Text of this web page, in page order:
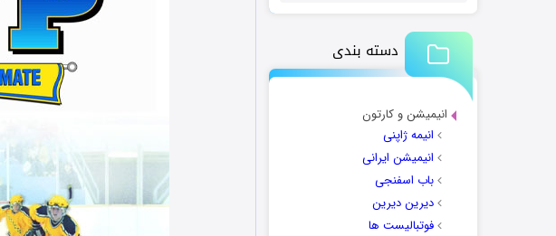
دسته بندی
انیمیشن و کارتون
انیمه ژاپنی
انیمیشن ایرانی
باب اسفنجی
دیرین دیرین
فوتبالیست ها